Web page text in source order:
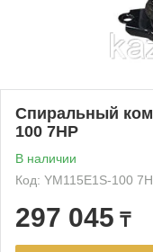
Спиральный
100 7HP
В наличии
Код: YM115E1S-100
297 045 ₸